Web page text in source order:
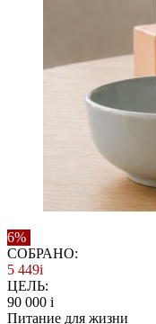
6%
СОБРАНО:
5 449i
ЦЕЛЬ:
90 000 i
Питание для жизни